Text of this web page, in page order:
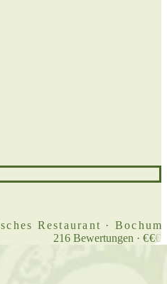
Restaurant · Bochum
216 Bewertungen ·€€€